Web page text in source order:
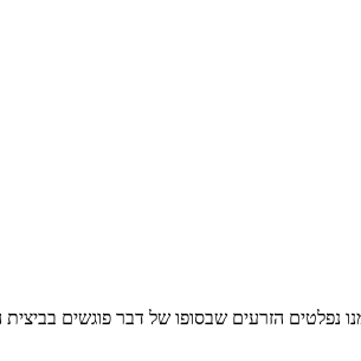
הזרעים שבסופו של דבר פוגשים בביצית